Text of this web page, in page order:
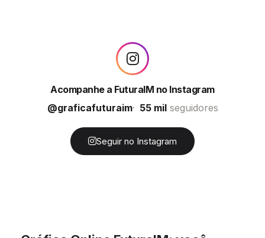
Acompanhe a FuturaIM no Instagram
@graficafuturaim
55 milseguidores
Seguir no Instagram